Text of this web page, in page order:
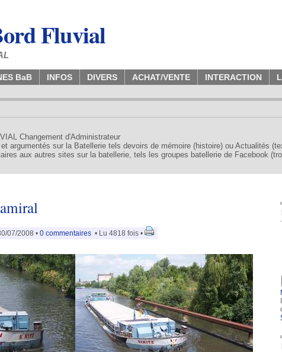
Fluvial
BaB INFOS DIVERS ACHAT/VENTE INTERACTION
Changement d'Administrateur
argumentés sur la Batellerie tels devoirs de mémoire (histoire) ou Actualités
aux autres sites sur la batellerie, tels les groupes batellerie de Facebook
07/2008 • 0 commentaires • Lu 4818 fois •